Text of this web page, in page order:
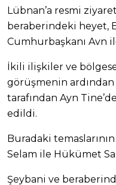
Lübnan’a resmi
beraberindeki heyet,
Cumhurbaşkanı Avn
İkili ilişkiler ve
görüşmenin ardından
tarafından Ayn
edildi.
Buradaki
Selam ile Hükümet
Şeybani ve